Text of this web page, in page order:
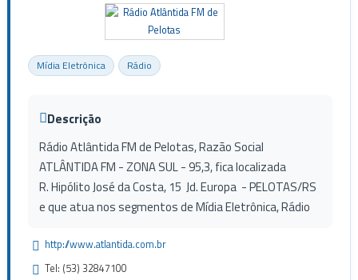
Mídia Eletrônica Rádio
Descrição
Rádio Atlântida FM de Pelotas, Razão Social
ATLÂNTIDA FM - ZONA SUL - 95,3, fica localizada
R. Hipólito José da Costa, 15 Jd. Europa - PELOTAS/RS
e que atua nos segmentos de Mídia Eletrônica, Rádio
http://www.atlantida.com.br
Tel: (53) 32847100